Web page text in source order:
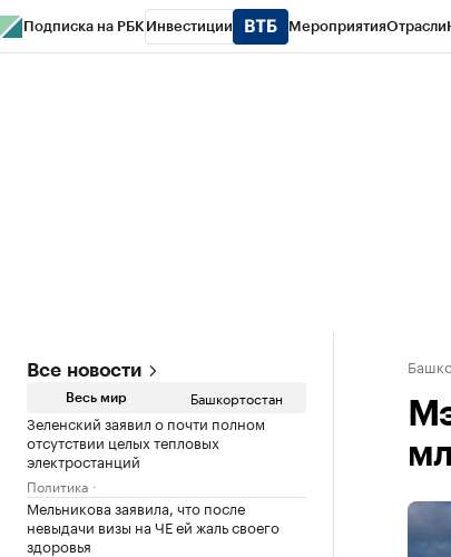
Подписка на РБК Инвестиции МероприятияОтрасли
Все новости
Весь мир Башкортостан
Зеленский заявил о почти полном
отсутствии целых тепловых
электростанций
Политика
Мельникова заявила, что после
невыдачи визы на ЧЕ ей жаль своего
здоровья